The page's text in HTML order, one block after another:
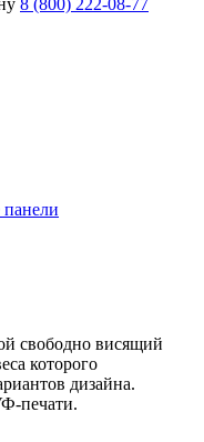
8 (800) 222-08-77
свободно висящий
которого
дизайна.
печати.